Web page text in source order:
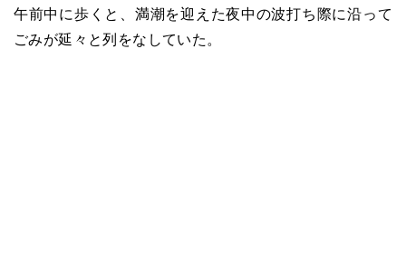
午前中に歩くと、満潮を迎えた夜中の波打ち際に沿って
ごみが延々と列をなしていた。